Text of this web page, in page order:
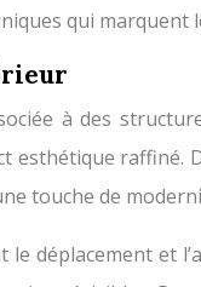
qui
à des
raffiné.
touche de
le déplacement